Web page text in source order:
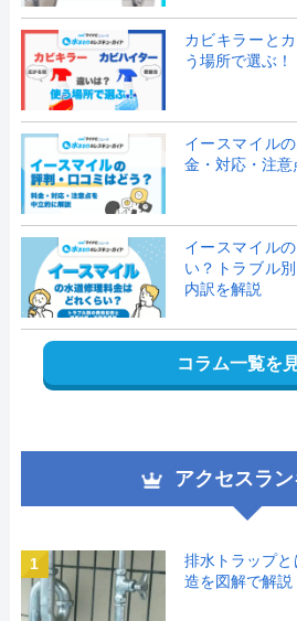
カビキラーと
う場所で選ぶ！
イースマイル
金・対応・注意
イースマイル
い？トラブル
内訳を解説
コラム一覧を
アクセスラ
1
排水トラップ
造を図解で解説